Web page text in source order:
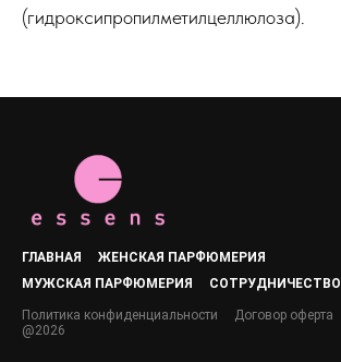
(гидроксипропилметилцеллюлоза).
ГЛАВНАЯ
ЖЕНСКАЯ ПАРФЮМЕРИЯ
МУЖСКАЯ ПАРФЮМЕРИЯ
СОТРУДНИЧЕСТВО
Политика конфиденциальности Договор оферта
@2026